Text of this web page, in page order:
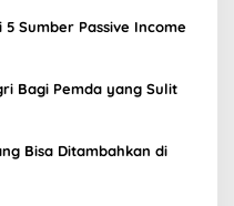
Sumber Passive Income
Bagi Pemda yang Sulit
Bisa Ditambahkan di